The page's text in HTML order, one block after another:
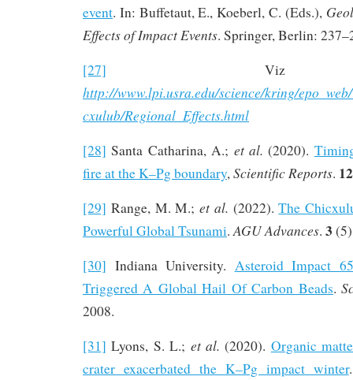
event. In: Buffetaut, E., Koeberl, C. (Eds.),
Effects of Impact Events. Springer, Berlin:
[27] Viz
http://www.lpi.usra.edu/science/kring/
cxulub/Regional_Effects.html
[28] Santa Catharina, A.; et al. (2020).
fire at the K–Pg boundary,Scientific Reports. 12
[29] Range, M. M.;et al. (2022).The
Powerful Global Tsunami.AGU Advances. 3
[30] Indiana University. Asteroid Impact
Triggered A Global Hail Of Carbon Beads.
2008.
[31] Lyons, S. L.; et al. (2020). Organic
crater exacerbated the K–Pg impact winter